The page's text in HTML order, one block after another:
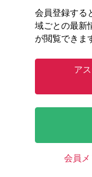
岡山大学病院
荒木元朗 先生
会員登録する
域ごとの最新
が閲覧できま
ア
会員